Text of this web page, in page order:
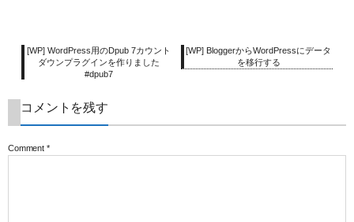
[WP] WordPress用のDpub 7カウント
ダウンプラグインを作りました
#dpub7
[WP] BloggerからWordPressにデータ
を移行する
コメントを残す
Comment *